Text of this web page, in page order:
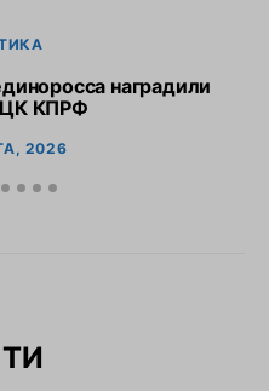
наградили
КПРФ
2026